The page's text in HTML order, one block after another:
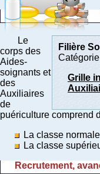
Filière
Grille
Le
corps des
Aides-
soignants et
des
Auxiliaires
de
puériculture comprend
La classe
La classe
Recrutement,